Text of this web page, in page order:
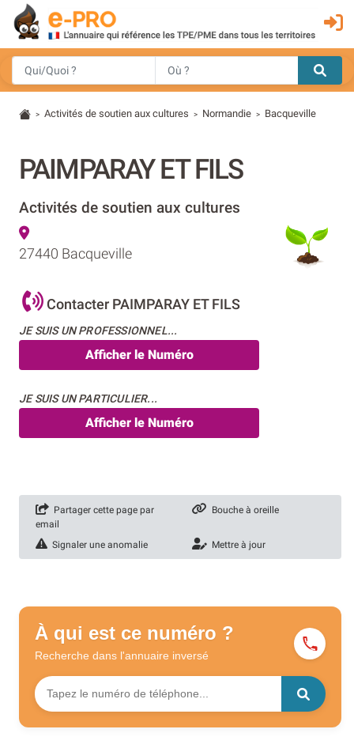
> Activités de soutien aux cultures > Normandie > Bacqueville
PAIMPARAY ET FILS
Activités de soutien aux cultures
27440 Bacqueville
Contacter PAIMPARAY ET FILS
JE SUIS UN PROFESSIONNEL...
Afficher le Numéro
JE SUIS UN PARTICULIER...
Afficher le Numéro
Partager cette page par
email
Bouche à oreille
Signaler une anomalie Mettre à jour
À qui est ce numéro ?
Recherche dans l'annuaire inversé